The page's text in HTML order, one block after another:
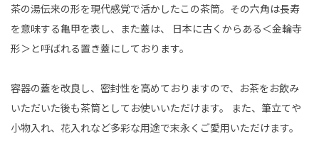
茶の湯伝来の形を現代感覚で活かしたこの茶筒。その六角は長寿
を意味する亀甲を表し、また蓋は、 日本に古くからある＜金輪寺
形＞と呼ばれる置き蓋にしております。
容器の蓋を改良し、密封性を高めておりますので、お茶をお飲み
いただいた後も茶筒としてお使いいただけます。 また、筆立てや
小物入れ、花入れなど多彩な用途で末永くご愛用いただけます。